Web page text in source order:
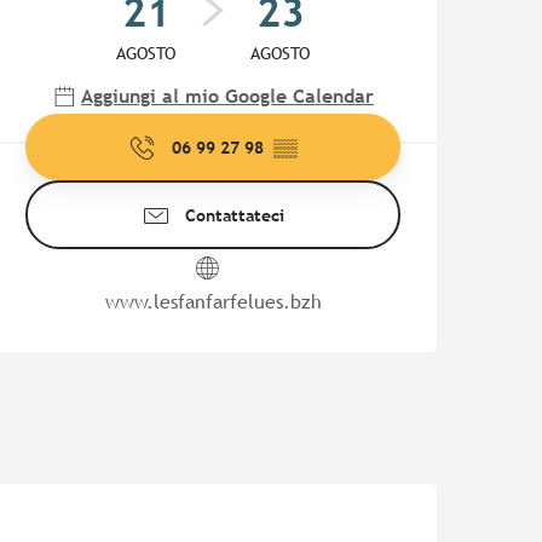
21
AGOSTO
23
AGOSTO
Aggiungi al mio Google Calendar
06 99 27 98 ▒▒
Contattateci
www.lesfanfarfelues.bzh